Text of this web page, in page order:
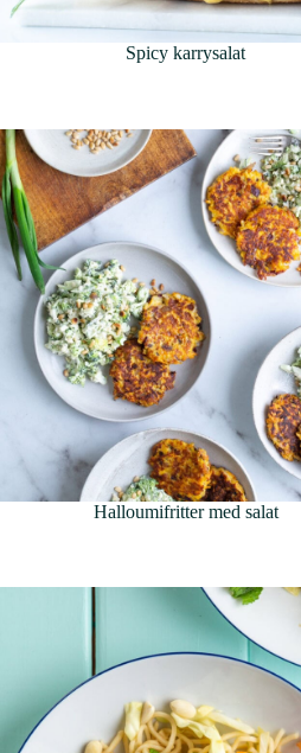
Spicy karrysalat
Halloumifritter med salat